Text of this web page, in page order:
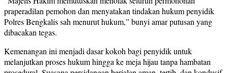
praperadilan pemohon dan menyatakan tindakan hukum penyidik
Polres Bengkalis sah menurut hukum,” bunyi amar putusan yang
dibacakan tegas.
Kemenangan ini menjadi dasar kokoh bagi penyidik untuk
melanjutkan proses hukum hingga ke meja hijau tanpa hambatan